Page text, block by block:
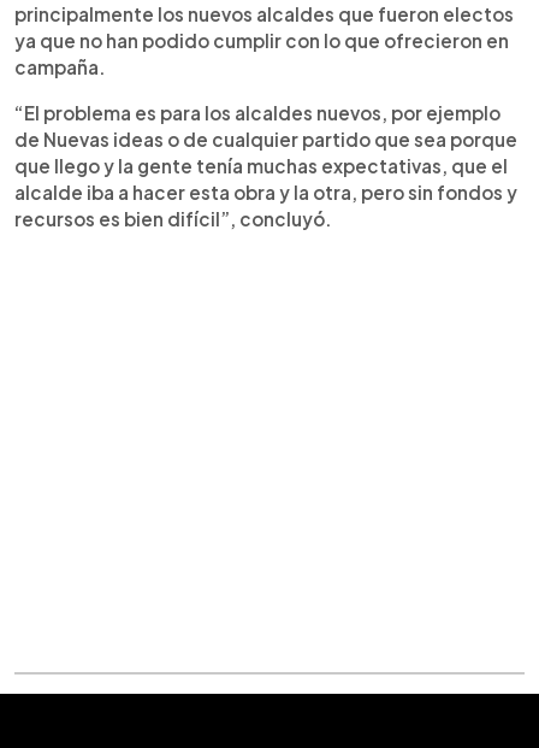
principalmente los nuevos alcaldes que fueron electos
ya que no han podido cumplir con lo que ofrecieron en
campaña.
“El problema es para los alcaldes nuevos, por ejemplo
de Nuevas ideas o de cualquier partido que sea porque
que llego y la gente tenía muchas expectativas, que el
alcalde iba a hacer esta obra y la otra, pero sin fondos y
recursos es bien difícil”, concluyó.